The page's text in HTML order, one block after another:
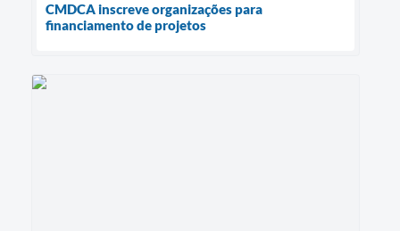
CMDCA inscreve organizações para
financiamento de projetos